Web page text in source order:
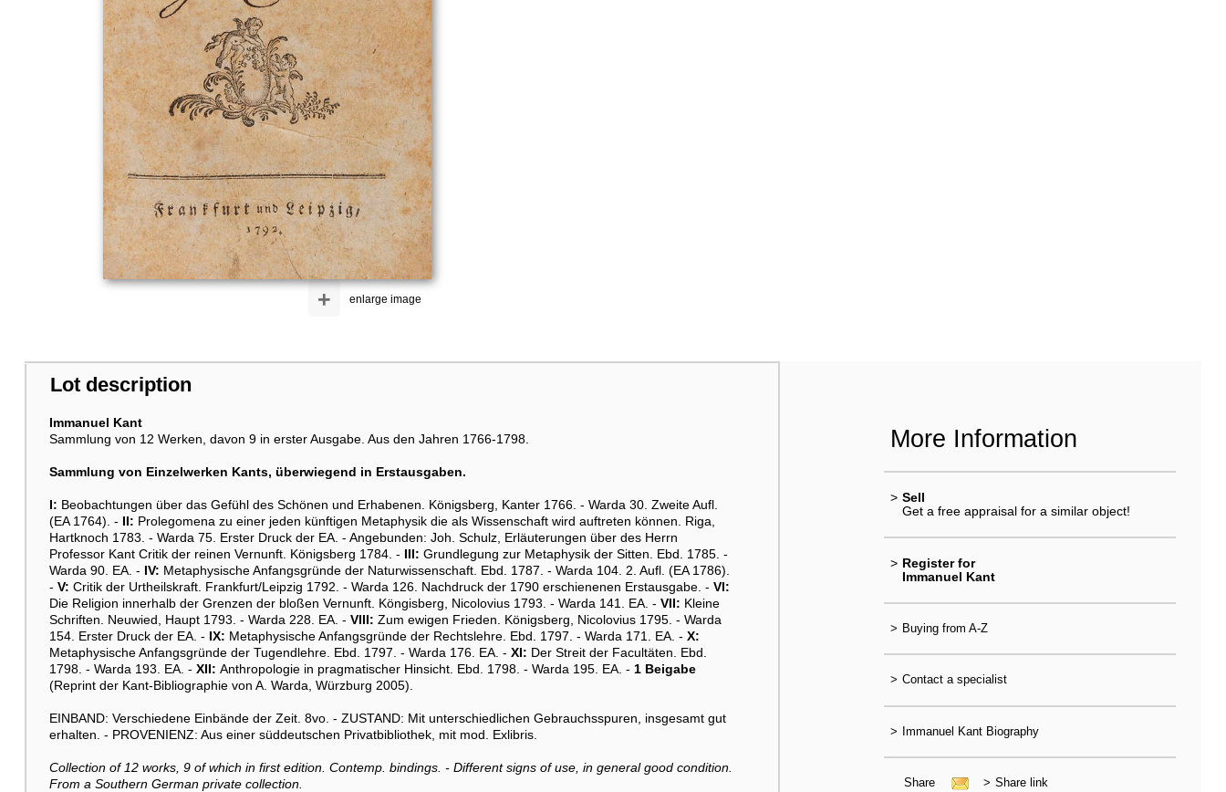
enlarge image
+
Lot description
Immanuel Kant
Sammlung von 12 Werken, davon 9 in erster Ausgabe. Aus den Jahren 1766-1798.
Sammlung von Einzelwerken Kants, überwiegend in Erstausgaben.
I: Beobachtungen über das Gefühl des Schönen und Erhabenen. Königsberg, Kanter 1766. - Warda 30. Zweite Aufl.
(EA 1764). - II: Prolegomena zu einer jeden künftigen Metaphysik die als Wissenschaft wird auftreten können. Riga,
Hartknoch 1783. - Warda 75. Erster Druck der EA. - Angebunden: Joh. Schulz, Erläuterungen über des Herrn
Professor Kant Critik der reinen Vernunft. Königsberg 1784. - III: Grundlegung zur Metaphysik der Sitten. Ebd. 1785. -
Warda 90. EA. - IV: Metaphysische Anfangsgründe der Naturwissenschaft. Ebd. 1787. - Warda 104. 2. Aufl. (EA 1786).
- V: Critik der Urtheilskraft. Frankfurt/Leipzig 1792. - Warda 126. Nachdruck der 1790 erschienenen Erstausgabe. - VI:
Die Religion innerhalb der Grenzen der bloßen Vernunft. Köngisberg, Nicolovius 1793. - Warda 141. EA. - VII: Kleine
Schriften. Neuwied, Haupt 1793. - Warda 228. EA. - VIII: Zum ewigen Frieden. Königsberg, Nicolovius 1795. - Warda
154. Erster Druck der EA. - IX: Metaphysische Anfangsgründe der Rechtslehre. Ebd. 1797. - Warda 171. EA. - X:
Metaphysische Anfangsgründe der Tugendlehre. Ebd. 1797. - Warda 176. EA. - XI: Der Streit der Facultäten. Ebd.
1798. - Warda 193. EA. - XII: Anthropologie in pragmatischer Hinsicht. Ebd. 1798. - Warda 195. EA. - 1 Beigabe
(Reprint der Kant-Bibliographie von A. Warda, Würzburg 2005).
EINBAND: Verschiedene Einbände der Zeit. 8vo. - ZUSTAND: Mit unterschiedlichen Gebrauchsspuren, insgesamt gut
erhalten. - PROVENIENZ: Aus einer süddeutschen Privatbibliothek, mit mod. Exlibris.
Collection of 12 works, 9 of which in first edition. Contemp. bindings. - Different signs of use, in general good condition.
From a Southern German private collection.
More Information
> Sell
Get a free appraisal for a similar object!
> Register for
Immanuel Kant
> Buying from A-Z
> Contact a specialist
> Immanuel Kant Biography
Share > Share link